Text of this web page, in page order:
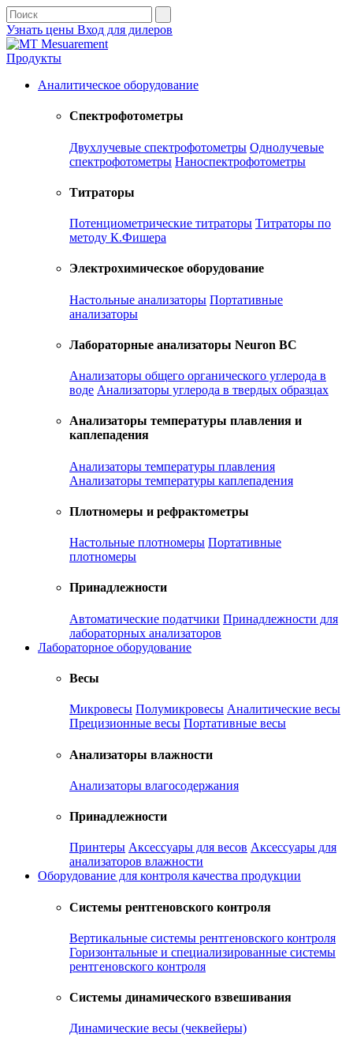
Узнать цены Вход для дилеров
Продукты
Аналитическое оборудование
Спектрофотометры
Двухлучевые спектрофотометры Однолучевые
спектрофотометры Наноспектрофотометры
Титраторы
Потенциометрические титраторы Титраторы по
методу К.Фишера
Электрохимическое оборудование
Настольные анализаторы Портативные
анализаторы
Лабораторные анализаторы Neuron BC
Анализаторы общего органического углерода в
воде Анализаторы углерода в твердых образцах
Анализаторы температуры плавления и
каплепадения
Анализаторы температуры плавления
Анализаторы температуры каплепадения
Плотномеры и рефрактометры
Настольные плотномеры Портативные
плотномеры
Принадлежности
Автоматические податчики Принадлежности для
лабораторных анализаторов
Лабораторное оборудование
Весы
Микровесы Полумикровесы Аналитические весы
Прецизионные весы Портативные весы
Анализаторы влажности
Анализаторы влагосодержания
Принадлежности
Принтеры Аксессуары для весов Аксессуары для
анализаторов влажности
Оборудование для контроля качества продукции
Системы рентгеновского контроля
Вертикальные системы рентгеновского контроля
Горизонтальные и специализированные системы
рентгеновского контроля
Системы динамического взвешивания
Динамические весы (чеквейеры)